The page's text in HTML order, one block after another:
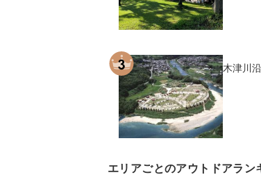
木津川
エリアごとのアウトドアラン